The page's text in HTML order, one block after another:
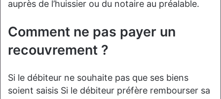
auprès de l’huissier ou du notaire au préalable.
Comment ne pas payer un
recouvrement ?
Si le débiteur ne souhaite pas que ses biens
soient saisis Si le débiteur préfère rembourser sa